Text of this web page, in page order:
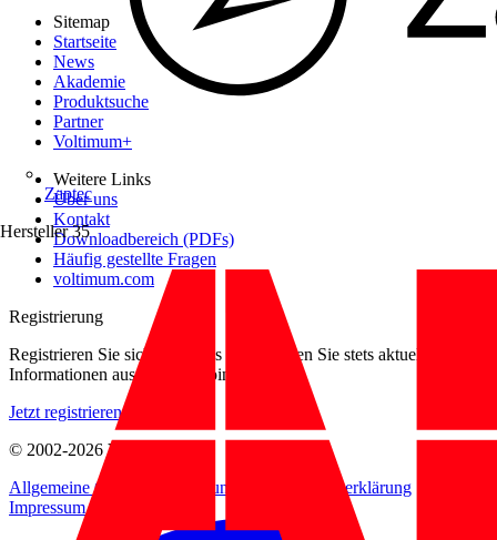
Zaptec
Hersteller 35
Sitemap
Startseite
News
Akademie
Produktsuche
Partner
Voltimum+
Weitere Links
Über uns
Kontakt
Downloadbereich (PDFs)
Häufig gestellte Fragen
voltimum.com
Registrierung
Registrieren Sie sich kostenlos und erhalten Sie stets aktuelle
Informationen aus der Elektroindustrie.
Jetzt registrieren
© 2002-2026Voltimum
Allgemeine Geschäftsbedingungen
Datenschutzerklärung
Impressum